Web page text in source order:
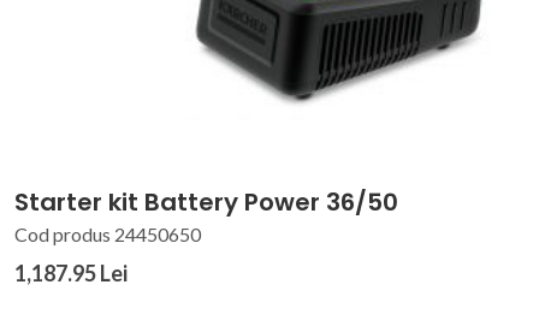
Starter kit Battery Power 36/50
Cod produs 24450650
1,187.95 Lei